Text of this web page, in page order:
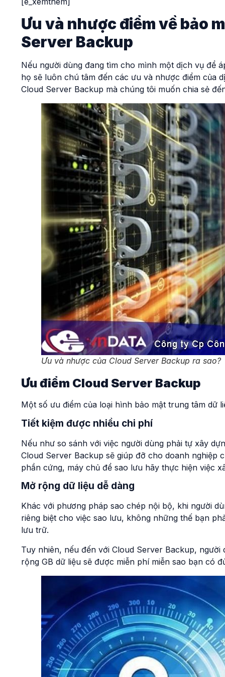
Ưu và nhược điểm về bảo
Server Backup
Nếu người dùng đang tìm cho mình một dịch vụ để
họ sẽ luôn chú tâm đến các ưu và nhược điểm của
Cloud Server Backup mà chúng tôi muốn chia sẻ
Ưu và nhược của Cloud Server Backup ra sao?
Ưu điểm Cloud Server Backup
Một số ưu điểm của loại hình bảo mật trung tâm dữ
Tiết kiệm được nhiều chi phí
Nếu như so sánh với việc người dùng phải tự xây
Cloud Server Backup sẽ giúp đỡ cho doanh nghiệp
phần cứng, máy chủ để sao lưu hãy thực hiện việc
Mở rộng dữ liệu dễ dàng
Khác với phương pháp sao chép nội bộ, khi người
riêng biệt cho việc sao lưu, không những thế bạn
lưu trữ.
Tuy nhiên, nếu đến với Cloud Server Backup,
rộng GB dữ liệu sẽ được miễn phí miễn sao bạn có